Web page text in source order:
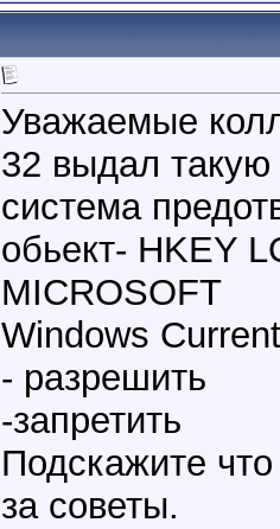
Уважаемые
32 выдал
система
обьект- HKEY
MICROSOFT
Windows
- разрешить
-запретить
Подскажите
за советы.